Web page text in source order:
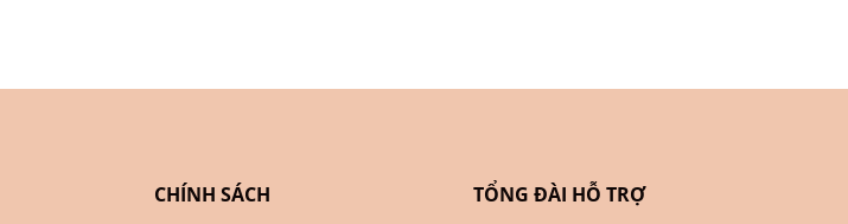
CHÍNH SÁCH TỔNG ĐÀI HỖ TRỢ